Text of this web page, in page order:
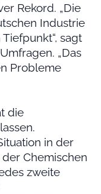
Rekord. „Die
Industrie
sagt
„Das
Probleme
die
in der
Chemischen
zweite